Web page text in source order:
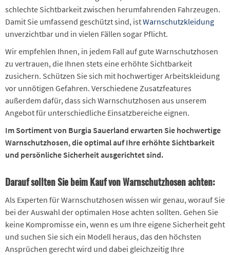
schlechte Sichtbarkeit zwischen herumfahrenden Fahrzeugen.
Damit Sie umfassend geschützt sind, istWarnschutzkleidung
unverzichtbar und in vielen Fällen sogar Pflicht.
Wir empfehlen Ihnen, in jedem Fall auf gute Warnschutzhosen
zu vertrauen, die Ihnen stets eine erhöhte Sichtbarkeit
zusichern. Schützen Sie sich mit hochwertiger Arbeitskleidung
vor unnötigen Gefahren. Verschiedene Zusatzfeatures
außerdem dafür, dass sich Warnschutzhosen aus unserem
Angebot für unterschiedliche Einsatzbereiche eignen.
Im Sortiment von Burgia Sauerland erwarten Sie hochwertige
Warnschutzhosen, die optimal auf Ihre erhöhte Sichtbarkeit
und persönliche Sicherheit ausgerichtet sind.
Darauf sollten Sie beim Kauf von Warnschutzhosen achten:
Als Experten für Warnschutzhosen wissen wir genau, worauf Sie
bei der Auswahl der optimalen Hose achten sollten. Gehen Sie
keine Kompromisse ein, wenn es um Ihre eigene Sicherheit geht
und suchen Sie sich ein Modell heraus, das den höchsten
Ansprüchen gerecht wird und dabei gleichzeitig Ihre